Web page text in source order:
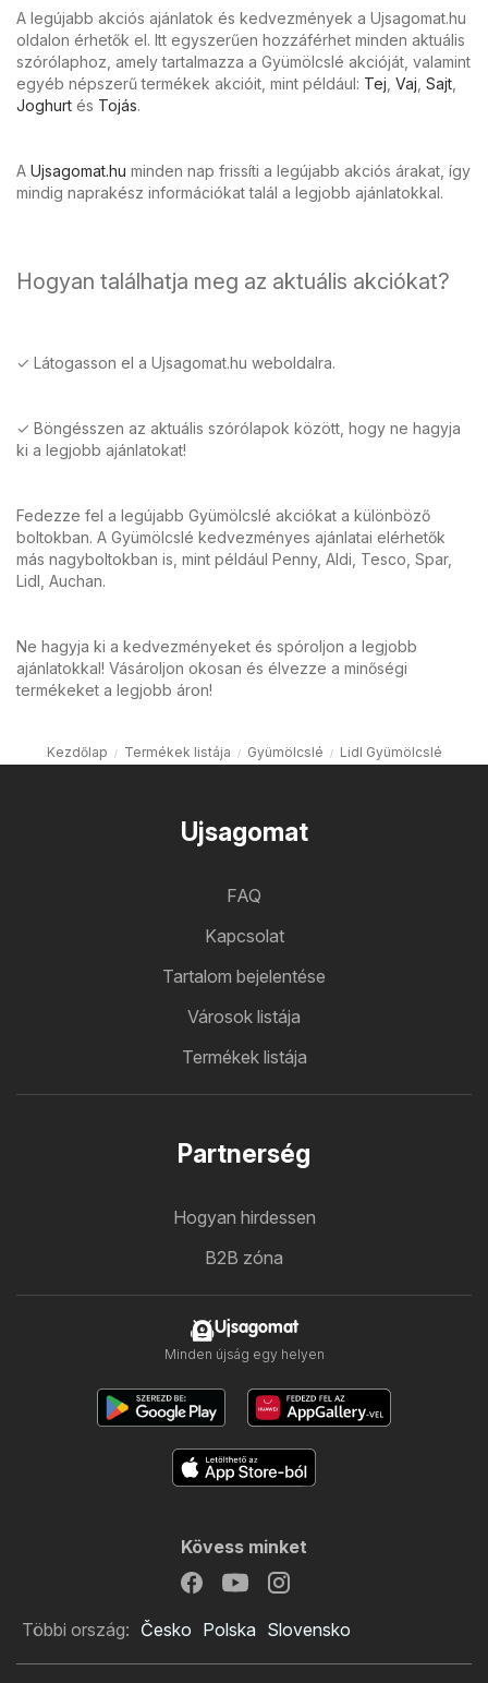
A legújabb akciós ajánlatok és kedvezmények a Ujsagomat.hu
oldalon érhetők el. Itt egyszerűen hozzáférhet minden aktuális
szórólaphoz, amely tartalmazza a Gyümölcslé akcióját, valamint
egyéb népszerű termékek akcióit, mint például: Tej Vaj Sajt
Joghurt és Tojás.
A Ujsagomat.hu minden nap frissíti a legújabb akciós árakat, így
mindig naprakész információkat talál a legjobb ajánlatokkal.
Hogyan találhatja meg az aktuális akciókat?
✓ Látogasson el a Ujsagomat.hu weboldalra.
✓ Böngésszen az aktuális szórólapok között, hogy ne hagyja
ki a legjobb ajánlatokat!
Fedezze fel a legújabb Gyümölcslé akciókat a különböző
boltokban. A Gyümölcslé kedvezményes ajánlatai elérhetők
más nagyboltokban is, mint például Penny, Aldi, Tesco, Spar,
Lidl, Auchan.
Ne hagyja ki a kedvezményeket és spóroljon a legjobb
ajánlatokkal! Vásároljon okosan és élvezze a minőségi
termékeket a legjobb áron!
Kezdőlap Termékek listája Gyümölcslé Lidl Gyümölcslé
Ujsagomat
FAQ
Kapcsolat
Tartalom bejelentése
Városok listája
Termékek listája
Partnerség
Hogyan hirdessen
B2B zóna
Ujsagomat
Minden újság egy helyen
Kövess minket
Többi ország: Česko Polska Slovensko